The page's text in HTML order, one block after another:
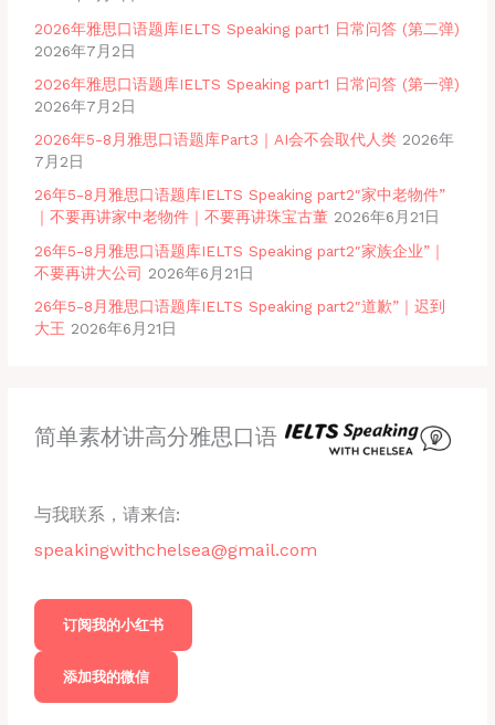
2026年雅思口语题库IELTS Speaking part1 日常问答 (第二弹)
2026年7月2日
2026年雅思口语题库IELTS Speaking part1 日常问答 (第一弹)
2026年7月2日
2026年5-8月雅思口语题库Part3｜AI会不会取代人类 2026年
7月2日
26年5-8月雅思口语题库IELTS Speaking part2″家中老物件”
｜不要再讲家中老物件｜不要再讲珠宝古董 2026年6月21日
26年5-8月雅思口语题库IELTS Speaking part2″家族企业”｜
不要再讲大公司 2026年6月21日
26年5-8月雅思口语题库IELTS Speaking part2″道歉”｜迟到
大王 2026年6月21日
简单素材讲高分雅思口语
与我联系，请来信:
speakingwithchelsea@gmail.com
订阅我的小红书
添加我的微信